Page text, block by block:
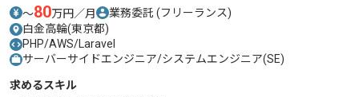
〜80万円／月 業務委託 (フリーランス)
白金高輪(東京都)
PHP/AWS/Laravel
サーバーサイドエンジニア/システムエンジニア(SE)
求めるスキル